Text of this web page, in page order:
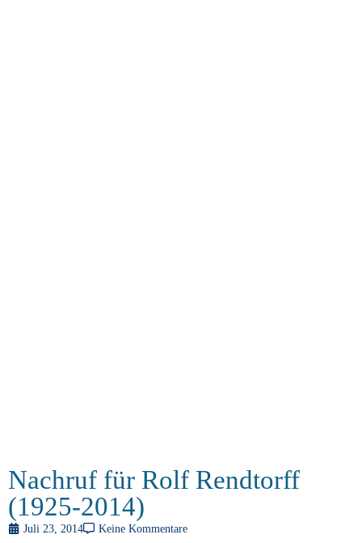
Nachruf für Rolf Rendtorff
(1925-2014)
Juli 23, 2014 Keine Kommentare